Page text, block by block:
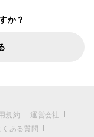
か？
規約
運営会社
くある質問